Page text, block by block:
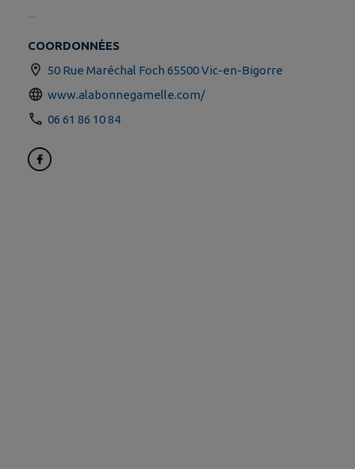
COORDONNÉES
50 Rue Maréchal Foch 65500 Vic-en-Bigorre
www.alabonnegamelle.com/
06 61 86 10 84